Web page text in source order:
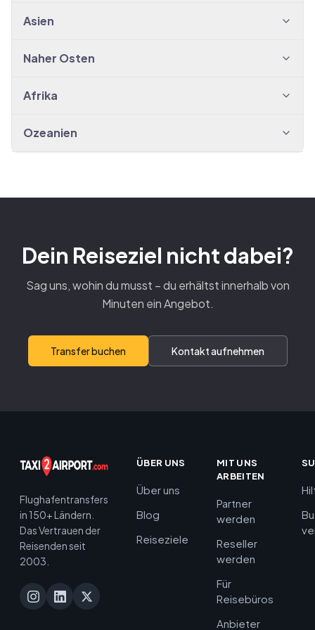
Asien
Naher Osten
Afrika
Ozeanien
Dein Reiseziel nicht dabei?
Sag uns, wohin du musst – du erhältst innerhalb von
Minuten ein Angebot.
Transfer buchen Kontakt aufnehmen
Flughafentransfers
in 150+ Ländern.
Das Vertrauen der
Reisenden seit
2003.
ÜBER UNS
Über uns
Blog
Reiseziele
MIT UNS
ARBEITEN
Partner
werden
Reseller
werden
Für
Reisebüros
Anbieter